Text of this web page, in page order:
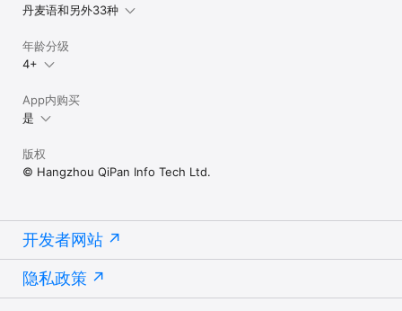
丹麦语和另外33种
年龄分级
4+
App内购买
是
版权
© Hangzhou QiPan Info Tech Ltd.
开发者网站
隐私政策